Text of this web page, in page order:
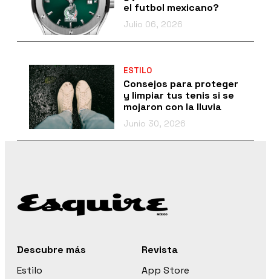
el futbol mexicano?
Julio 06, 2026
ESTILO
Consejos para proteger
y limpiar tus tenis si se
mojaron con la lluvia
Junio 30, 2026
Descubre más
Estilo
Revista
App Store